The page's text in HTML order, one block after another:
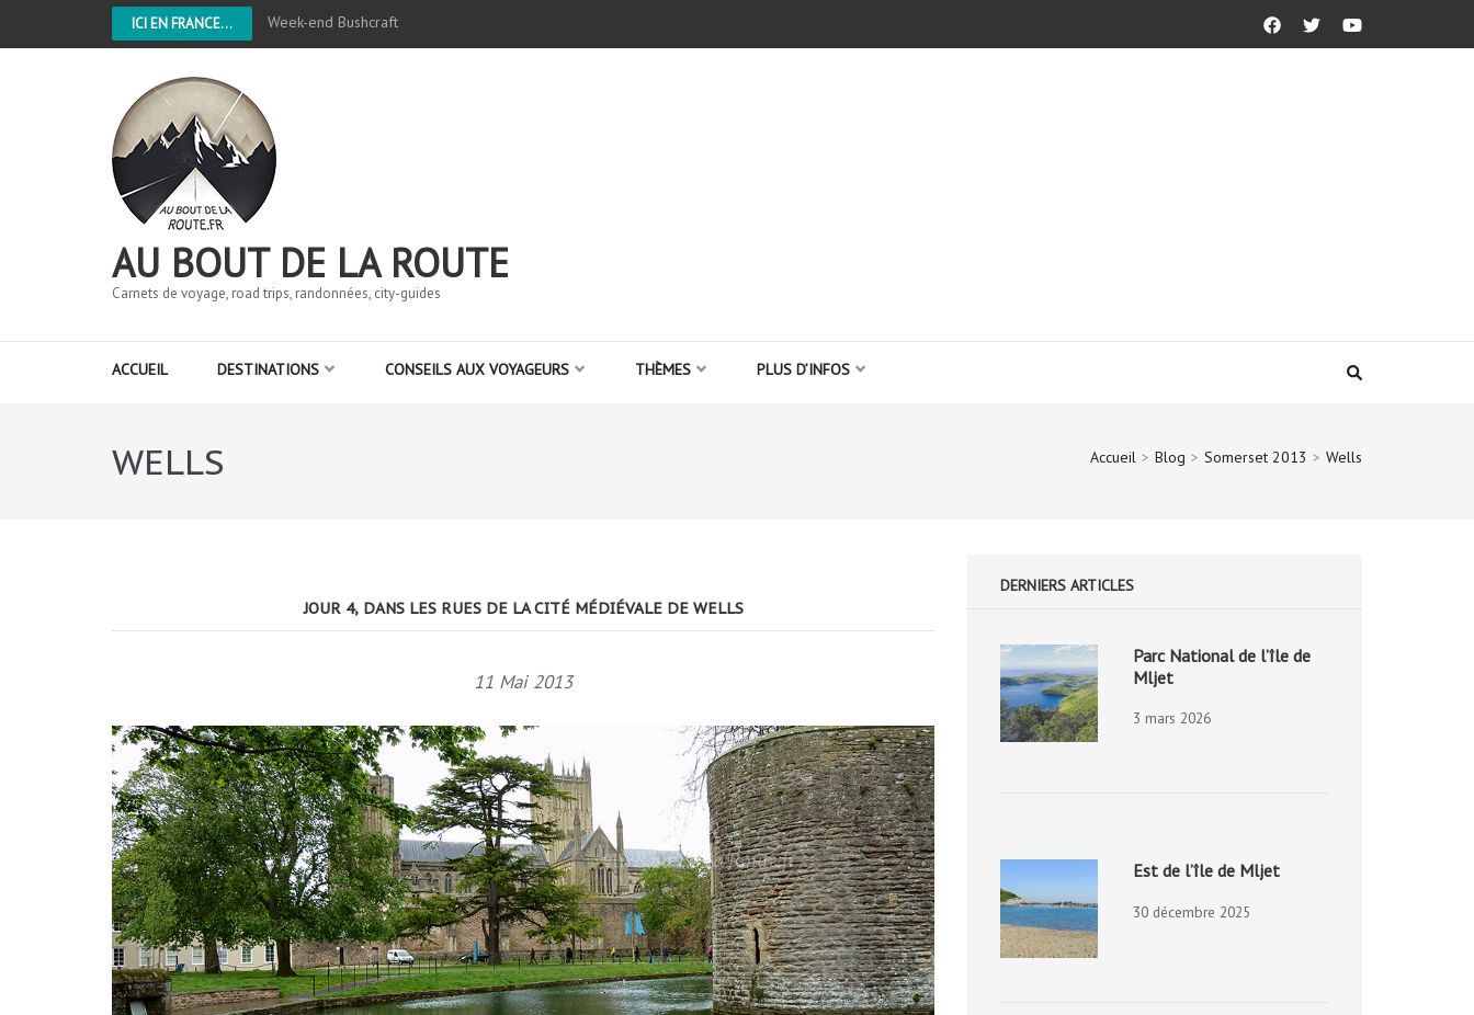
ICI EN FRANCE... Week-end Bushcraft
AU BOUT DE LA ROUTE
Carnets de voyage, road trips, randonnées, city-guides
ACCUEIL DESTINATIONS CONSEILS AUX VOYAGEURS THÈMES PLUS D’INFOS
WELLS Accueil > Blog > Somerset 2013 > Wells
JOUR 4, DANS LES RUES DE LA CITÉ MÉDIÉVALE DE WELLS
11 Mai 2013
DERNIERS ARTICLES
Parc National de l’île de
Mljet
3 mars 2026
Est de l’île de Mljet
30 décembre 2025